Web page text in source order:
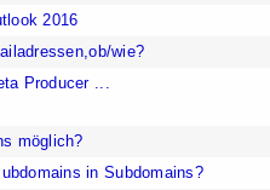
2016
wie?
Producer ...
möglich?
in Subdomains?